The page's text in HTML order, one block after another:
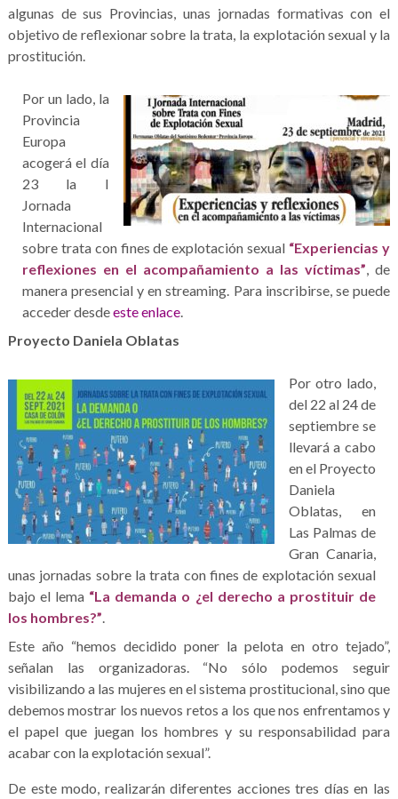
algunas de sus Provincias, unas jornadas formativas con el
objetivo de reflexionar sobre la trata, la explotación sexual y la
prostitución.
Por un lado, la
Provincia
Europa
acogerá el día
23 la I
Jornada
Internacional
sobre trata con fines de explotación sexual “Experiencias y
reflexiones en el acompañamiento a las víctimas”, de
manera presencial y en streaming. Para inscribirse, se puede
acceder desdeeste enlace.
Proyecto Daniela Oblatas
Por otro lado,
del 22 al 24 de
septiembre se
llevará a cabo
en el Proyecto
Daniela
Oblatas, en
Las Palmas de
Gran Canaria,
unas jornadas sobre la trata con fines de explotación sexual
bajo el lema “La demanda o ¿el derecho a prostituir de
los hombres?”.
Este año “hemos decidido poner la pelota en otro tejado”,
señalan las organizadoras. “No sólo podemos seguir
visibilizando a las mujeres en el sistema prostitucional, sino que
debemos mostrar los nuevos retos a los que nos enfrentamos y
el papel que juegan los hombres y su responsabilidad para
acabar con la explotación sexual”.
De este modo, realizarán diferentes acciones tres días en las